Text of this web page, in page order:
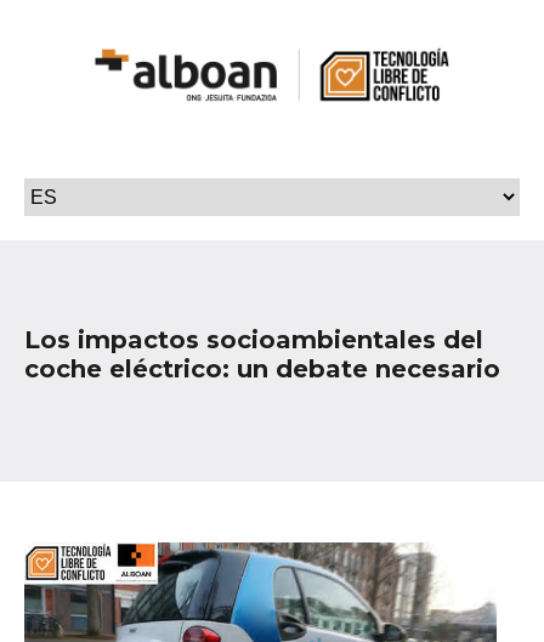
Los impactos socioambientales del
coche eléctrico: un debate necesario